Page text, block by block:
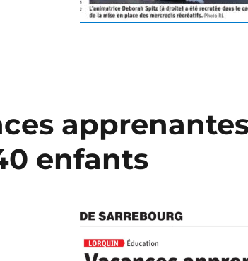
enfants